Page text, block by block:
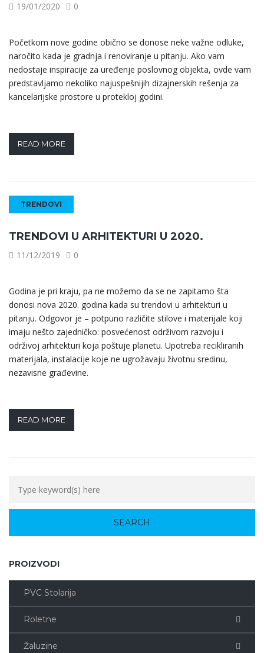
19/01/2020 0
Početkom nove godine obično se donose neke važne odluke,
naročito kada je gradnja i renoviranje u pitanju. Ako vam
nedostaje inspiracije za uređenje poslovnog objekta, ovde vam
predstavljamo nekoliko najuspešnijih dizajnerskih rešenja za
kancelarijske prostore u protekloj godini.
READ MORE
TRENDOVI
TRENDOVI U ARHITEKTURI U 2020.
11/12/2019 0
Godina je pri kraju, pa ne možemo da se ne zapitamo šta
donosi nova 2020. godina kada su trendovi u arhitekturi u
pitanju. Odgovor je – potpuno različite stilove i materijale koji
imaju nešto zajedničko: posvećenost održivom razvoju i
održivoj arhitekturi koja poštuje planetu. Upotreba recikliranih
materijala, instalacije koje ne ugrožavaju životnu sredinu,
nezavisne građevine.
READ MORE
PROIZVODI
PVC Stolarija
Roletne
Žaluzine